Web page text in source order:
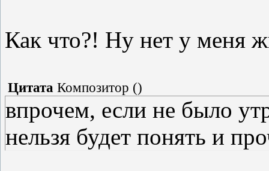
Как что?! Ну нет у меня
Цитата Композитор ()
впрочем, если не было
нельзя будет понять и